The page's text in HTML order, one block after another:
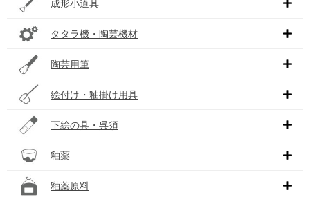
成形小道具
タタラ機・陶芸機材
陶芸用筆
絵付け・釉掛け用具
下絵の具・呉須
釉薬
釉薬原料